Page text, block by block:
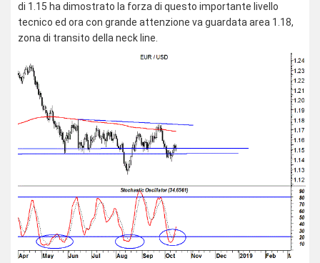
di 1.15 ha dimostrato la forza di questo importante livello
tecnico ed ora con grande attenzione va guardata area 1.18,
zona di transito della neck line.